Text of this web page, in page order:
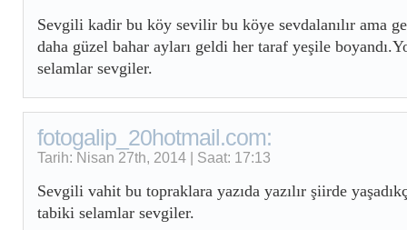
Sevgili kadir bu köy sevilir bu köye sevdalanılır ama
daha güzel bahar ayları geldi her taraf yeşile
selamlar sevgiler.
fotogalip_20hotmail.com:
Tarih: Nisan 27th, 2014 | Saat: 17:13
Sevgili vahit bu topraklara yazıda yazılır şiirde
tabiki selamlar sevgiler.